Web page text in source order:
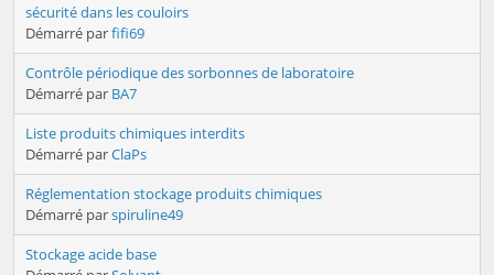
sécurité dans les couloirs
Démarré parfifi69
Contrôle périodique des sorbonnes de laboratoire
Démarré par BA7
Liste produits chimiques interdits
Démarré parClaPs
Réglementation stockage produits chimiques
Démarré parspiruline49
Stockage acide base